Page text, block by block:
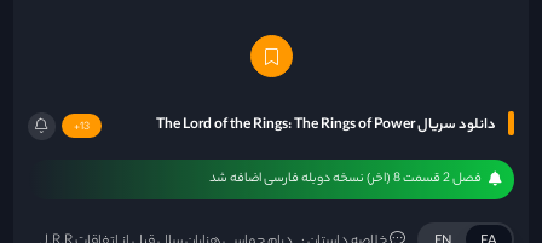
دانلود سریال The Lord of the Rings: The Rings of Power 13+
فصل 2 قسمت 8 (اخر) نسخه دوبله فارسی اضافه شد